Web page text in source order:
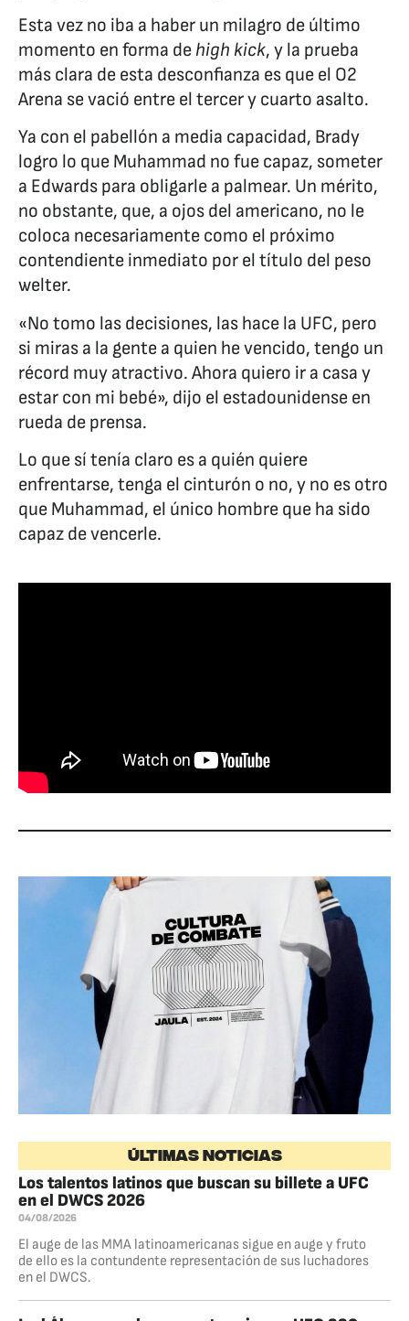
Esta vez no iba a haber un milagro de último
momento en forma de high kick, y la prueba
más clara de esta desconfianza es que el O2
Arena se vació entre el tercer y cuarto asalto.
Ya con el pabellón a media capacidad, Brady
logro lo que Muhammad no fue capaz, someter
a Edwards para obligarle a palmear. Un mérito,
no obstante, que, a ojos del americano, no le
coloca necesariamente como el próximo
contendiente inmediato por el título del peso
welter.
«No tomo las decisiones, las hace la UFC, pero
si miras a la gente a quien he vencido, tengo un
récord muy atractivo. Ahora quiero ir a casa y
estar con mi bebé», dijo el estadounidense en
rueda de prensa.
Lo que sí tenía claro es a quién quiere
enfrentarse, tenga el cinturón o no, y no es otro
que Muhammad, el único hombre que ha sido
capaz de vencerle.
ÚLTIMAS NOTICIAS
Los talentos latinos que buscan su billete a UFC
en el DWCS 2026
04/08/2026
El auge de las MMA latinoamericanas sigue en auge y fruto
de ello es la contundente representación de sus luchadores
en el DWCS.